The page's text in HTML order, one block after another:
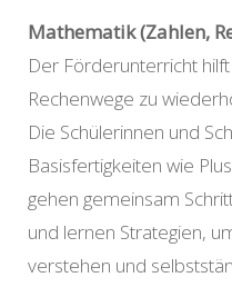
Mathematik (Zahlen,
Der Förderunterricht
Rechenwege zu
Die Schülerinnen und
Basisfertigkeiten wie
gehen gemeinsam
und lernen Strategien,
verstehen und